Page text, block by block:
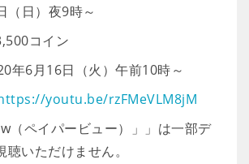
（日）夜9時～
コイン
年6月16日（火）午前10時～
youtu.be/rzFMeVLM8jM
（ペイパービュー）」」は一部デ
いただけません。